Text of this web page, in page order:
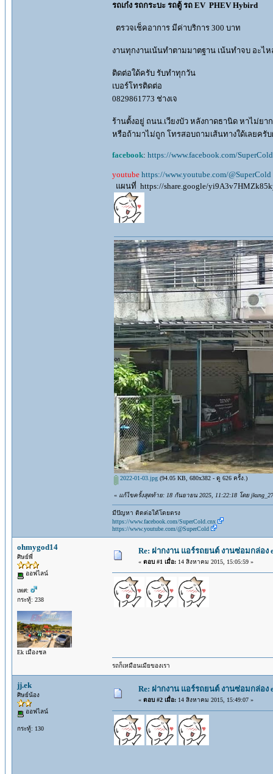
รถเก๋ง รถกระบะ รถตู้ รถ EV PHEV Hybird
ตรวจเช็คอาการ มีค่าบริการ 300 บาท
งานทุกงานเน้นทำตามมาตฐาน เน้นทำจบ อะไ
ติดต่อใด้ครับ รับทำทุกวัน
เบอร์โทรติดต่อ
0829861773 ช่างเจ
ร้านตั้งอยู่ ถนน.เวียงบัว หลังกาดธานิด หาไม่ย
หรือถ้ามาไม่ถูก โทรสอบถามเส้นทางใด้เลยครับ
facebook: https://www.facebook.com/
youtube https://www.youtube.com/@SuperCold
แผนที่ https://share.google/
2022-01-03.jpg (94.05 KB, 680x382 - ดู 626 ครั้ง.)
« แก้ไขครั้งสุดท้าย: 18 กันยายน 2025, 11:22:18 โดย jkung_27
มีปัญหา ติดต่อใด้โดยตรง
https://www.facebook.com/SuperCold.cnx
https://www.youtube.com/@SuperCold
ohmygod14
ศิษย์พี่
ออฟไลน์
เพศ:
กระทู้: 238
Ek เมืองชล
Re: ฝากงาน แอร์รถยนต์ งานซ่อมกล่อง
« ตอบ #1 เมื่อ: 14 สิงหาคม 2015, 15:05:59 »
รถก็เหมือนเมียของเรา
jj.ek
ศิษย์น้อง
ออฟไลน์
กระทู้: 130
Re: ฝากงาน แอร์รถยนต์ งานซ่อมกล่อง
« ตอบ #2 เมื่อ: 14 สิงหาคม 2015, 15:49:07 »